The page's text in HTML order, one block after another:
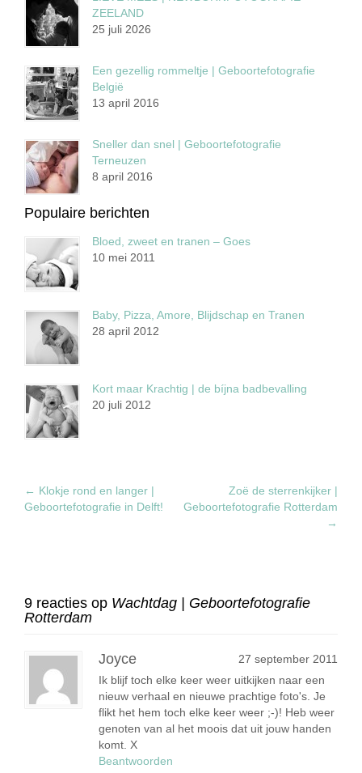
ZEELAND
25 juli 2026
Een gezellig rommeltje | Geboortefotografie
België
13 april 2016
Sneller dan snel | Geboortefotografie
Terneuzen
8 april 2016
Populaire berichten
Bloed, zweet en tranen – Goes
10 mei 2011
Baby, Pizza, Amore, Blijdschap en Tranen
28 april 2012
Kort maar Krachtig | de bíjna badbevalling
20 juli 2012
← Klokje rond en langer |
Geboortefotografie in Delft!
Zoë de sterrenkijker |
Geboortefotografie Rotterdam
→
9 reacties op Wachtdag | Geboortefotografie
Rotterdam
Joyce
27 september 2011
Ik blijf toch elke keer weer uitkijken naar een
nieuw verhaal en nieuwe prachtige foto's. Je
flikt het hem toch elke keer weer ;-)! Heb weer
genoten van al het moois dat uit jouw handen
komt. X
Beantwoorden